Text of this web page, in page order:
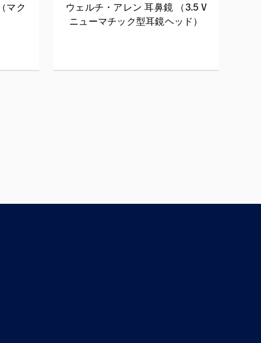
マク
ウェルチ・アレン 耳鼻鏡 （3.5 V
ニューマチック型耳鏡ヘッド）